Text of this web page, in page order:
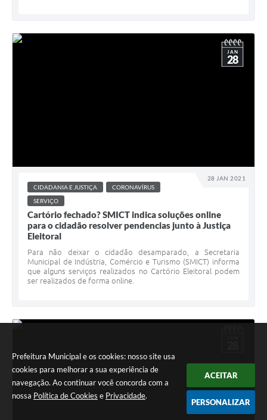
Prefeitura Municipal e os cookies: nosso site usa
cookies para melhorar a sua experiência de
navegação. Ao continuar você concorda com a
nossa Política de Cookies e Privacidade.
ACEITAR
PERSONALIZAR
28 JAN 2021
JAN
28
CIDADANIA E JUSTIÇA
CORONAVÍRUS
SERVIÇO
Cartório fechado? SMICT indica soluções online
para o cidadão resolver pendencias junto à Justiça
Eleitoral
Para não deixar o cidadão desamparado, a Secretaria
Municipal de Indústria, Comércio e Turismo (SMICT) informa
que alguns serviços realizados no Cartório Eleitoral podem
ser realizados de forma online.